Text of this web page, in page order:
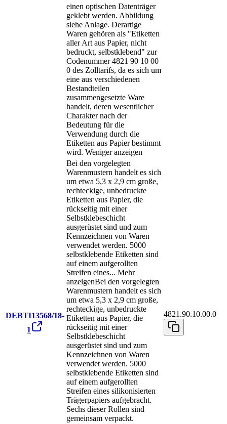
einen optischen Datenträger
geklebt werden. Abbildung
siehe Anlage. Derartige
Waren gehören als "Etiketten
aller Art aus Papier, nicht
bedruckt, selbstklebend" zur
Codenummer 4821 90 10 00
0 des Zolltarifs, da es sich um
eine aus verschiedenen
Bestandteilen
zusammengesetzte Ware
handelt, deren wesentlicher
Charakter nach der
Bedeutung für die
Verwendung durch die
Etiketten aus Papier bestimmt
wird. Weniger anzeigen
DEBTI13568/18-
1
Bei den vorgelegten
Warenmustern handelt es sich
um etwa 5,3 x 2,9 cm große,
rechteckige, unbedruckte
Etiketten aus Papier, die
rückseitig mit einer
Selbstklebeschicht
ausgerüstet sind und zum
Kennzeichnen von Waren
verwendet werden. 5000
selbstklebende Etiketten sind
auf einem aufgerollten
Streifen eines... Mehr
anzeigenBei den vorgelegten
Warenmustern handelt es sich
um etwa 5,3 x 2,9 cm große,
rechteckige, unbedruckte
Etiketten aus Papier, die
rückseitig mit einer
Selbstklebeschicht
ausgerüstet sind und zum
Kennzeichnen von Waren
verwendet werden. 5000
selbstklebende Etiketten sind
auf einem aufgerollten
Streifen eines silikonisierten
Trägerpapiers aufgebracht.
Sechs dieser Rollen sind
gemeinsam verpackt.
4821.90.10.00.0